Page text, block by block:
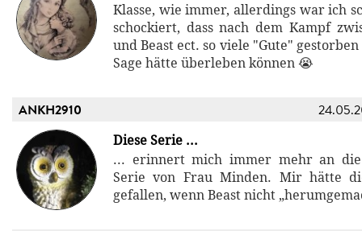
Klasse, wie immer, allerdings war ich
schockiert, dass nach dem Kampf
und Beast ect. so viele "Gute"
Sage hätte überleben können 😭
ANKH2910
Diese Serie ...
... erinnert mich immer mehr an
Serie von Frau Minden. Mir hätte
gefallen, wenn Beast nicht